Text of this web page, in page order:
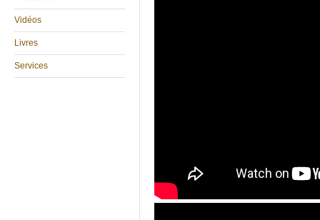
Vidéos
Livres
Services